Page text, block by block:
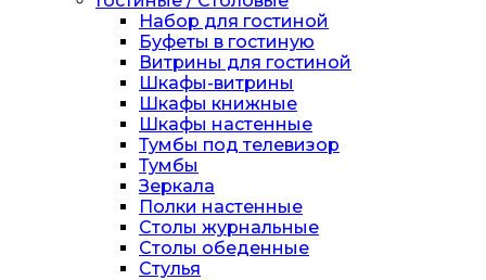
Набор для гостиной
Буфеты в гостиную
Витрины для гостиной
Шкафы-витрины
Шкафы книжные
Шкафы настенные
Тумбы под телевизор
Тумбы
Зеркала
Полки настенные
Столы журнальные
Столы обеденные
Стулья